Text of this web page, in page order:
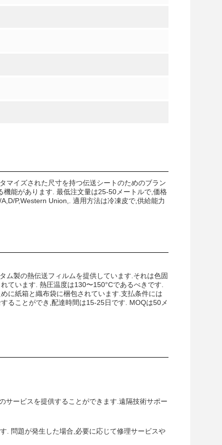
マイズされた尺寸を持つ伝送シートのためのブラン
能があります. 最低注文量は25-50メートルで,価格
P,Western Union,. 適用方法は冷凍皮で,供給能力
ム製の熱伝送フィルムを提供しています.それは色固
ています. 熱圧温度は130〜150°Cであるべきです.
に紙箱と織布袋に梱包されています.支払条件には
ることができ,配達時間は15-25日です. MOQは50メ
サービスを提供することができます.遠隔技術サポー
. 問題が発生した場合,必要に応じて修理サービスや